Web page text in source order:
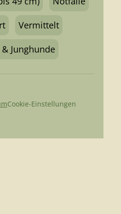
Vermittelt
Junghunde
Cookie-Einstellungen